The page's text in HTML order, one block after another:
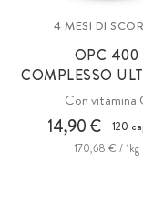
4 MESI DI
OPC 400
COMPLESSO
Con vitamina
14,90 €
120
170,68 € / 1kg